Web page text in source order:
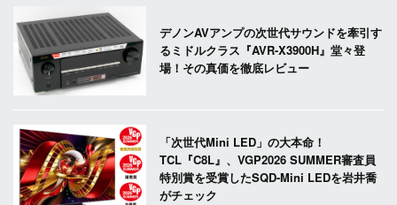
デノンAVアンプの次世代サウンドを牽引す
るミドルクラス『AVR-X3900H』堂々登
場！その真価を徹底レビュー
「次世代Mini LED」の大本命！
TCL『C8L』、VGP2026 SUMMER審査員
特別賞を受賞したSQD-Mini LEDを岩井喬
がチェック